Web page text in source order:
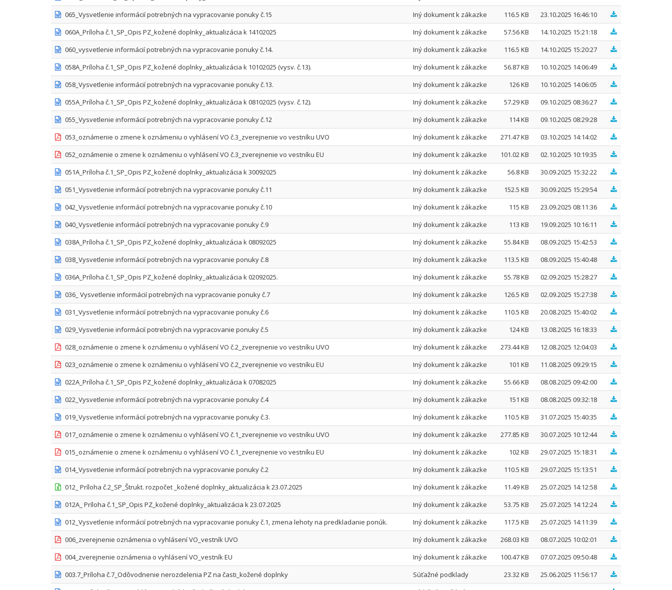
065_Vysvetlenie informácií potrebných na vypracovanie ponuky č.15
Iný dokument k zákazke 116.5 KB
23.10.2025 16:46:10
060A_Príloha č.1_SP_Opis PZ_kožené doplnky_aktualizácia k 14102025
Iný dokument k zákazke 57.56 KB
14.10.2025 15:21:18
060_vysvetlenie informácií potrebných na vypracovanie ponuky č.14.
Iný dokument k zákazke 116.5 KB
14.10.2025 15:20:27
058A_Príloha č.1_SP_Opis PZ_kožené doplnky_aktualizácia k 10102025 (vysv. č.13).
Iný dokument k zákazke 56.87 KB
10.10.2025 14:06:49
058_Vysvetlenie informácií potrebných na vypracovanie ponuky č.13.
Iný dokument k zákazke 126 KB
10.10.2025 14:06:05
055A_Príloha č.1_SP_Opis PZ_kožené doplnky_aktualizácia k 08102025 (vysv. č.12).
Iný dokument k zákazke 57.29 KB
09.10.2025 08:36:27
055_Vysvetlenie informácií potrebných na vypracovanie ponuky č.12
Iný dokument k zákazke 114 KB
09.10.2025 08:29:28
053_oznámenie o zmene k oznámeniu o vyhlásení VO č.3_zverejnenie vo vestníku UVO
Iný dokument k zákazke 271.47 KB
03.10.2025 14:14:02
052_oznámenie o zmene k oznámeniu o vyhlásení VO č.3_zverejnenie vo vestníku EU
Iný dokument k zákazke 101.02 KB
02.10.2025 10:19:35
051A_Príloha č.1_SP_Opis PZ_kožené doplnky_aktualizácia k 30092025
Iný dokument k zákazke 56.8 KB
30.09.2025 15:32:22
051_Vysvetlenie informácií potrebných na vypracovanie ponuky č.11
Iný dokument k zákazke 152.5 KB
30.09.2025 15:29:54
042_Vysvetlenie informácií potrebných na vypracovanie ponuky č.10
Iný dokument k zákazke 115 KB
23.09.2025 08:11:36
040_Vysvetlenie informácií potrebných na vypracovanie ponuky č.9
Iný dokument k zákazke 113 KB
19.09.2025 10:16:11
038A_Príloha č.1_SP_Opis PZ_kožené doplnky_aktualizácia k 08092025
Iný dokument k zákazke 55.84 KB
08.09.2025 15:42:53
038_Vysvetlenie informácií potrebných na vypracovanie ponuky č.8
Iný dokument k zákazke 113.5 KB
08.09.2025 15:40:48
036A_Príloha č.1_SP_Opis PZ_kožené doplnky_aktualizácia k 02092025.
Iný dokument k zákazke 55.78 KB
02.09.2025 15:28:27
036_ Vysvetlenie informácií potrebných na vypracovanie ponuky č.7
Iný dokument k zákazke 126.5 KB
02.09.2025 15:27:38
031_Vysvetlenie informácií potrebných na vypracovanie ponuky č.6
Iný dokument k zákazke 110.5 KB
20.08.2025 15:40:02
029_Vysvetlenie informácií potrebných na vypracovanie ponuky č.5
Iný dokument k zákazke 124 KB
13.08.2025 16:18:33
028_oznámenie o zmene k oznámeniu o vyhlásení VO č.2_zverejnenie vo vestníku UVO
Iný dokument k zákazke 273.44 KB
12.08.2025 12:04:03
023_oznámenie o zmene k oznámeniu o vyhlásení VO č.2_zverejnenie vo vestníku EU
Iný dokument k zákazke 101 KB
11.08.2025 09:29:15
022A_Príloha č.1_SP_Opis PZ_kožené doplnky_aktualizácia k 07082025
Iný dokument k zákazke 55.66 KB
08.08.2025 09:42:00
022_Vysvetlenie informácií potrebných na vypracovanie ponuky č.4
Iný dokument k zákazke 151 KB
08.08.2025 09:32:18
019_Vysvetlenie informácií potrebných na vypracovanie ponuky č.3.
Iný dokument k zákazke 110.5 KB
31.07.2025 15:40:35
017_oznámenie o zmene k oznámeniu o vyhlásení VO č.1_zverejnenie vo vestníku UVO
Iný dokument k zákazke 277.85 KB
30.07.2025 10:12:44
015_oznámenie o zmene k oznámeniu o vyhlásení VO č.1_zverejnenie vo vestníku EU
Iný dokument k zákazke 102 KB
29.07.2025 15:18:31
014_Vysvetlenie informácií potrebných na vypracovanie ponuky č.2
Iný dokument k zákazke 110.5 KB
29.07.2025 15:13:51
012_ Príloha č.2_SP_Štrukt. rozpočet _kožené doplnky_aktualizácia k 23.07.2025
Iný dokument k zákazke 11.49 KB
25.07.2025 14:12:58
012A_ Príloha č.1_SP_Opis PZ_kožené doplnky_aktualizácia k 23.07.2025
Iný dokument k zákazke 53.75 KB
25.07.2025 14:12:24
012_Vysvetlenie informácií potrebných na vypracovanie ponuky č.1, zmena lehoty na predkladanie ponúk.
Iný dokument k zákazke 117.5 KB
25.07.2025 14:11:39
006_zverejnenie oznámenia o vyhlásení VO_vestník UVO
Iný dokument k zákazke 268.03 KB
08.07.2025 10:02:01
004_zverejnenie oznámenia o vyhlásení VO_vestník EU
Iný dokument k zákazke 100.47 KB
07.07.2025 09:50:48
003.7_Príloha č.7_Odôvodnenie nerozdelenia PZ na časti_kožené doplnky
Súťažné podklady 23.32 KB
25.06.2025 11:56:17